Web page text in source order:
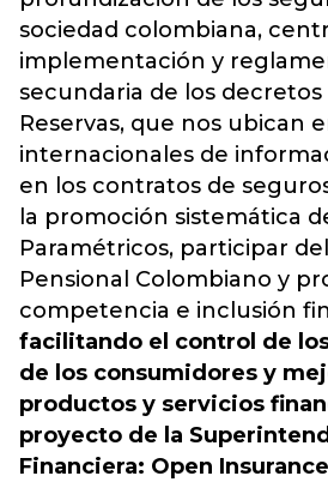
sociedad colombiana,
implementación y
secundaria de los decretos
Reservas, que nos ubican
internacionales de
en los contratos de
la promoción sistemática
Paramétricos, participar
Pensional Colombiano y
competencia e inclusión
facilitando el control de
de los consumidores y
productos y servicios
proyecto de la
Financiera: Open